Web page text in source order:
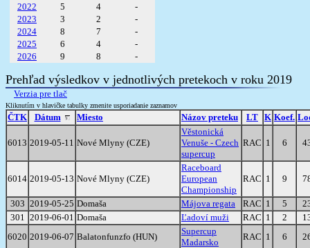
2022
5 4
-
2023
3 2
-
2024
8 7
-
2025
6 4
-
2026
9 8 -
Prehľad výsledkov v jednotlivých pretekoch v roku 2019
Verzia pre tlač
Kliknutím v hlavičke tabulky zmenite usporiadanie zaznamov
ČTK Dátum Miesto Názov preteku LT K Koef.
6013 2019-05-11 Nové Mlyny (CZE)
Věstonická
Venuše - Czech
supercup
RAC 1 6
6014 2019-05-13 Nové Mlyny (CZE)
Raceboard
European
Championship
RAC 1 9
303 2019-05-25 Domaša Májova regata RAC 1 5
301 2019-06-01 Domaša Ľadoví muži RAC 1 2
6020 2019-06-07 Balatonfunzfo (HUN)
Supercup
Madarsko
RAC 1 6